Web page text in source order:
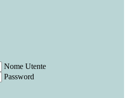
Nome Utente
Password